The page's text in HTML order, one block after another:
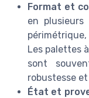
Format et
en plusieurs
Les palettes
sont
robustesse
État et